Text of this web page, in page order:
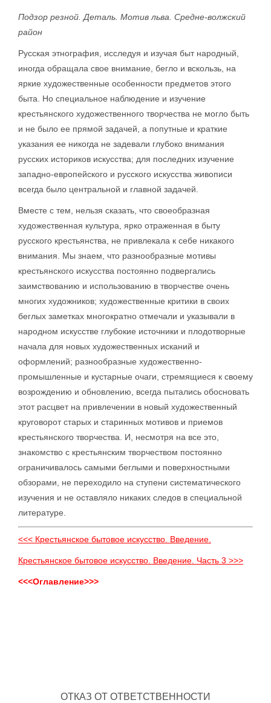
Подзор резной. Деталь. Мотив льва. Средне-волжский
район
Русская этнография, исследуя и изучая быт народный,
иногда обращала свое внимание, бегло и вскользь, на
яркие художественные особенности предметов этого
быта. Но специальное наблюдение и изучение
крестьянского художественного творчества не могло быть
и не было ее прямой задачей, а попутные и краткие
указания ее никогда не задевали глубоко внимания
русских историков искусства; для последних изучение
западно-европейского и русского искусства живописи
всегда было центральной и главной задачей.
Вместе с тем, нельзя сказать, что своеобразная
художественная культура, ярко отраженная в быту
русского крестьянства, не привлекала к себе никакого
внимания. Мы знаем, что разнообразные мотивы
крестьянского искусства постоянно подвергались
заимствованию и использованию в творчестве очень
многих художников; художественные критики в своих
беглых заметках многократно отмечали и указывали в
народном искусстве глубокие источники и плодотворные
начала для новых художественных исканий и
оформлений; разнообразные художественно-
промышленные и кустарные очаги, стремящиеся к своему
возрождению и обновлению, всегда пытались обосновать
этот расцвет на привлечении в новый художественный
круговорот старых и старинных мотивов и приемов
крестьянского творчества. И, несмотря на все это,
знакомство с крестьянским творчеством постоянно
ограничивалось самыми беглыми и поверхностными
обзорами, не переходило на ступени систематического
изучения и не оставляло никаких следов в специальной
литературе.
<<< Крестьянское бытовое искусство. Введение.
Крестьянское бытовое искусство. Введение. Часть 3 >>>
<<<Оглавление>>>
ОТКАЗ ОТ ОТВЕТСТВЕННОСТИ